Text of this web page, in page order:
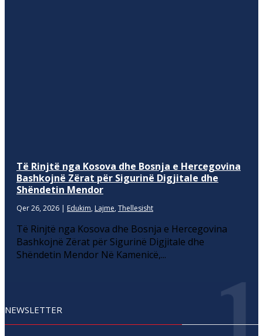
Të Rinjtë nga Kosova dhe Bosnja e Hercegovina
Bashkojnë Zërat për Sigurinë Digjitale dhe
Shëndetin Mendor
Qer 26, 2026 | Edukim, Lajme, Thellesisht
Të Rinjtë nga Kosova dhe Bosnja e Hercegovina
Bashkojnë Zërat për Sigurinë Digjitale dhe
Shëndetin Mendor Në Kamenicë,...
NEWSLETTER